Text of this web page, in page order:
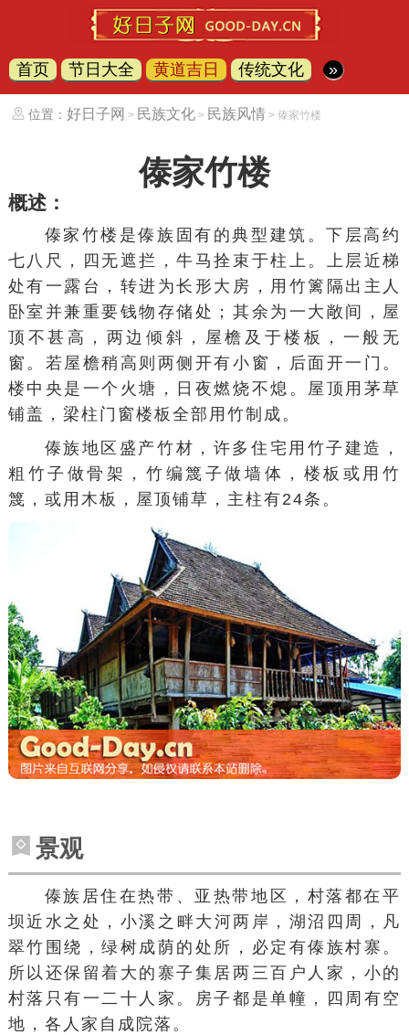
首页 节日大全 黄道吉日 传统文化 »
位置： 好日子网 > 民族文化> 民族风情 > 傣家竹楼
傣家竹楼
概述：
傣家竹楼是傣族固有的典型 建筑 。下层高约
七八尺，四无遮拦，牛马拴束于柱上。上层近梯
处有一露台，转进为长形大房，用竹篱隔出主人
卧室并兼重要钱物存储处；其余为一大敞间，屋
顶不甚高，两边倾斜，屋檐及于楼板，一般无
窗。若屋檐稍高则两侧开有小窗，后面开一门。
楼中央是一个火塘，日夜燃烧不熄。屋顶用茅草
铺盖，梁柱门窗楼板全部用竹制成。
傣族地区盛产竹材，许多住宅用竹子建造，
粗竹子做骨架，竹编篾子做墙体，楼板或用竹
篾，或用木板，屋顶铺草，主柱有24条。
景观
傣族居住在热带、 亚热带 地区，村落都在平
坝近水之处，小溪之畔大河两岸，湖沼四周，凡
翠竹围绕，绿树成荫的处所，必定有傣族村寨。
所以还保留着大的寨子集居两三百户人家，小的
村落只有一二十人家。房子都是单幢，四周有空
地，各人家自成院落。